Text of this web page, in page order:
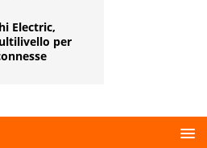
Electric,
per